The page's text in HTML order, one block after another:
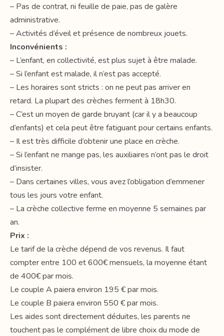
– Pas de contrat, ni feuille de paie, pas de galère
administrative.
– Activités d’éveil et présence de nombreux jouets.
Inconvénients :
– L’enfant, en collectivité, est plus sujet à être malade.
– Si l’enfant est malade, il n’est pas accepté.
– Les horaires sont stricts : on ne peut pas arriver en
retard. La plupart des crèches ferment à 18h30.
– C’est un moyen de garde bruyant (car il y a beaucoup
d’enfants) et cela peut être fatiguant pour certains enfants.
– Il est très difficile d’obtenir une place en crèche.
– Si l’enfant ne mange pas, les auxiliaires n’ont pas le droit
d’insister.
– Dans certaines villes, vous avez l’obligation d’emmener
tous les jours votre enfant.
– La crèche collective ferme en moyenne 5 semaines par
an.
Prix :
Le tarif de la crèche dépend de vos revenus. Il faut
compter entre 100 et 600€ mensuels, la moyenne étant
de 400€ par mois.
Le couple A paiera environ 195 € par mois.
Le couple B paiera environ 550 € par mois.
Les aides sont directement déduites, les parents ne
touchent pas le complément de libre choix du mode de